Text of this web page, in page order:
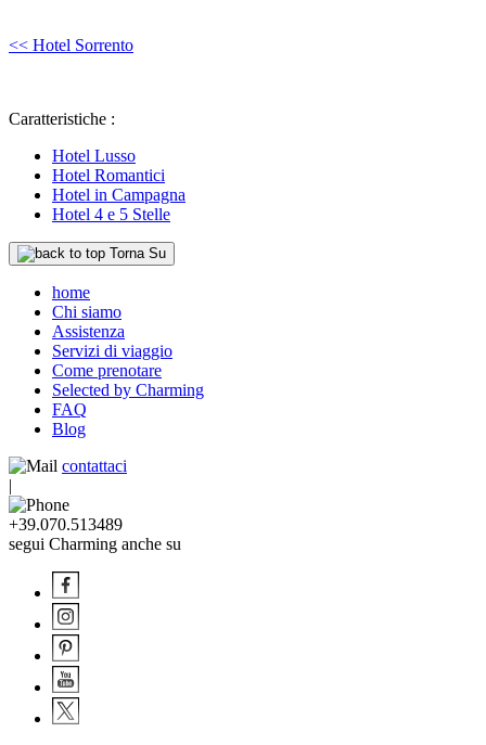
<< Hotel Sorrento
Caratteristiche :
Hotel Lusso
Hotel Romantici
Hotel in Campagna
Hotel 4 e 5 Stelle
Torna Su
home
Chi siamo
Assistenza
Servizi di viaggio
Come prenotare
Selected by Charming
FAQ
Blog
contattaci
|
+39.070.513489
segui Charming anche su